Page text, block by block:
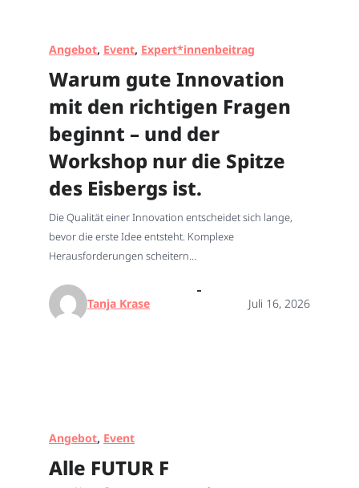
Angebot, Event, Expert*innenbeitrag
Warum gute Innovation
mit den richtigen Fragen
beginnt – und der
Workshop nur die Spitze
des Eisbergs ist.
Die Qualität einer Innovation entscheidet sich lange,
bevor die erste Idee entsteht. Komplexe
Herausforderungen scheitern…
Tanja Krase Juli 16, 2026
Angebot, Event
Alle FUTUR F